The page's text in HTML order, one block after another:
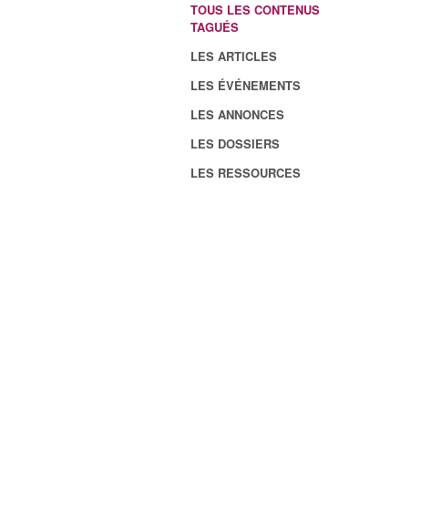
TOUS LES CONTENUS
TAGUÉS
LES ARTICLES
LES ÉVÉNEMENTS
LES ANNONCES
LES DOSSIERS
LES RESSOURCES